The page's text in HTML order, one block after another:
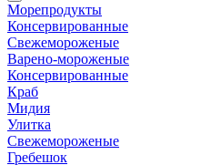
Морепродукты
Консервированные
Свежемороженые
Варено-мороженые
Консервированные
Краб
Мидия
Улитка
Свежемороженые
Гребешок